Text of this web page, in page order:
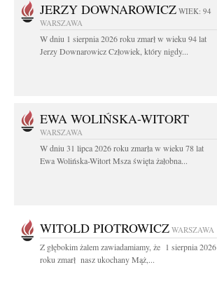
JERZY DOWNAROWICZ WIEK: 94
WARSZAWA
W dniu 1 sierpnia 2026 roku zmarł w wieku 94 lat
Jerzy Downarowicz Człowiek, który nigdy...
EWA WOLIŃSKA-WITORT
WARSZAWA
W dniu 31 lipca 2026 roku zmarła w wieku 78 lat
Ewa Wolińska-Witort Msza święta żałobna...
WITOLD PIOTROWICZ WARSZAWA
Z głębokim żalem zawiadamiamy, że 1 sierpnia 2026
roku zmarł nasz ukochany Mąż,...